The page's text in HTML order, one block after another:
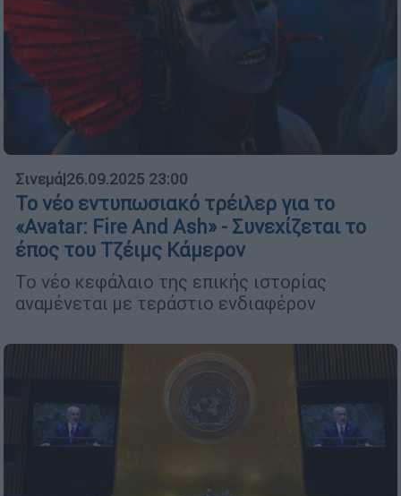
Σινεμά|26.09.2025 23:00
Το νέο εντυπωσιακό τρέιλερ για το
«Avatar: Fire And Ash» - Συνεχίζεται το
έπος του Τζέιμς Κάμερον
Το νέο κεφάλαιο της επικής ιστορίας
αναμένεται με τεράστιο ενδιαφέρον